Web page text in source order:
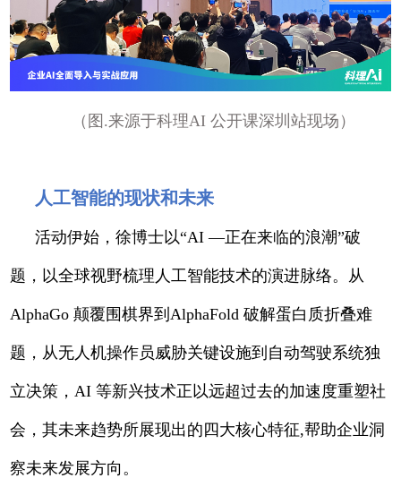
（图.来源于科理AI 公开课深圳站现场）
人工智能的现状和未来
活动伊始，徐博士以“AI —正在来临的浪潮”破
题，以全球视野梳理人工智能技术的演进脉络。从
AlphaGo 颠覆围棋界到AlphaFold 破解蛋白质折叠难
题，从无人机操作员威胁关键设施到自动驾驶系统独
立决策，AI 等新兴技术正以远超过去的加速度重塑社
会，其未来趋势所展现出的四大核心特征,帮助企业洞
察未来发展方向。